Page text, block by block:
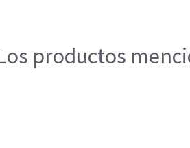
productos